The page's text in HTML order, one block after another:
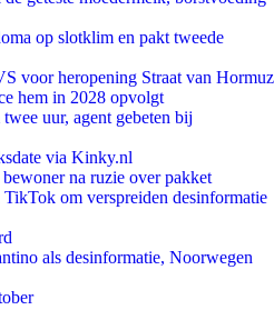
op slotklim en pakt tweede
voor heropening Straat van Hormuz
hem in 2028 opvolgt
uur, agent gebeten bij
via Kinky.nl
na ruzie over pakket
om verspreiden desinformatie
als desinformatie, Noorwegen